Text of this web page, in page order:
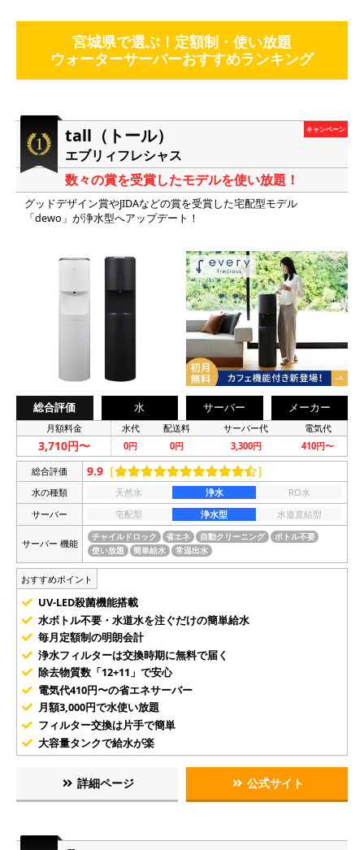
宮城県で選ぶ！定額制・使い放題
ウォーターサーバーおすすめランキング
tall（トール）
エブリィフレシャス
キャンペーン
数々の賞を受賞したモデルを使い放題！
グッドデザイン賞やJIDAなどの賞を受賞した宅配型モデル
「dewo」が浄水型へアップデート！
総合評価 水 サーバー メーカー
月額料金 水代 配送料 サーバー代 電気代
3,710円〜 0円 0円 3,300円 410円〜
総合評価 9.9 ［ ］
水の種類 天然水 浄水
RO水
サーバー
宅配型 浄水型 水道直結型
サーバー 機能
チャイルドロック 省エネ 自動クリーニング
ボトル不要
使い放題
簡単給水 常温出水
おすすめポイント
UV-LED殺菌機能搭載
水ボトル不要・水道水を注ぐだけの簡単給水
毎月定額制の明朗会計
浄水フィルターは交換時期に無料で届く
除去物質数「12+11」で安心
電気代410円〜の省エネサーバー
月額3,000円で水使い放題
フィルター交換は片手で簡単
大容量タンクで給水が楽
詳細ページ 公式サイト